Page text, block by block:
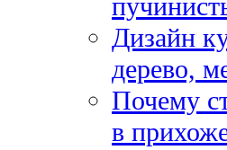
Дизайн
дерево,
Почему
в